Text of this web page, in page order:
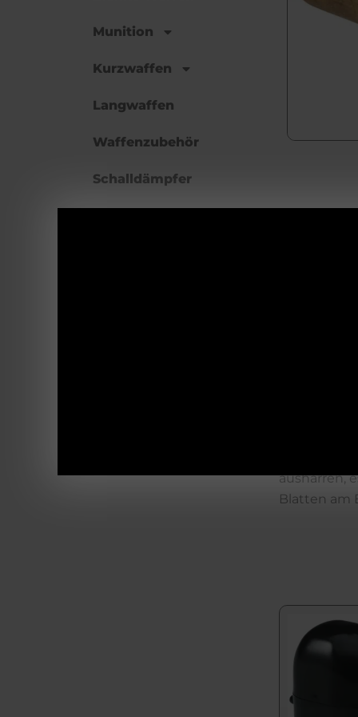
Munition
Kurzwaffen
Langwaffen
Waffenzubehör
Schalldämpfer
ausharren,
Blatten am